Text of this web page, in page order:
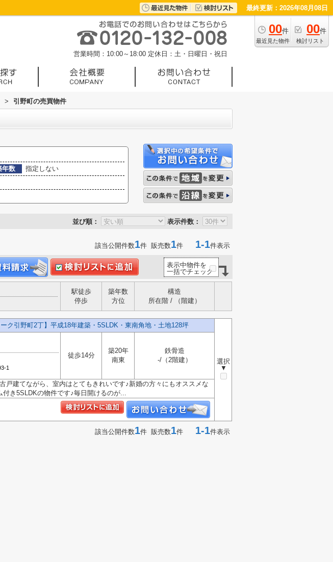
最終更新：2026年08月08日
00件
最近見た物件
00件
検討リスト
営業時間：10:00～18:00 定休日：土・日曜日・祝日
> 引野町の売買物件
年数
指定しない
並び順： 表示件数：
該当公開件数1件 販売数1件 1-1件表示
表示中物件を
一括でチェック
駅徒歩
停歩
築年数
方位
構造
所在階 / （階建）
ーク引野町2丁】平成18年建築・5SLDK・東南角地・土地128坪
選択
▼
1
徒歩14分
築20年
南東
鉄骨造
-/（2階建）
戸建てながら、室内はとてもきれいです♪新婚の方々にもオススメな
き5SLDKの物件です♪毎日開けるのが...
該当公開件数1件 販売数1件 1-1件表示